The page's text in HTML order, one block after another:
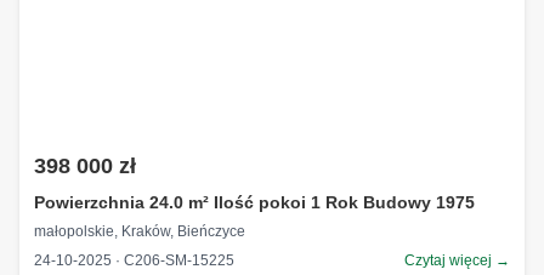
398 000 zł
Powierzchnia 24.0 m² Ilość pokoi 1 Rok Budowy 1975
małopolskie, Kraków, Bieńczyce
24-10-2025 · C206-SM-15225
Czytaj więcej →